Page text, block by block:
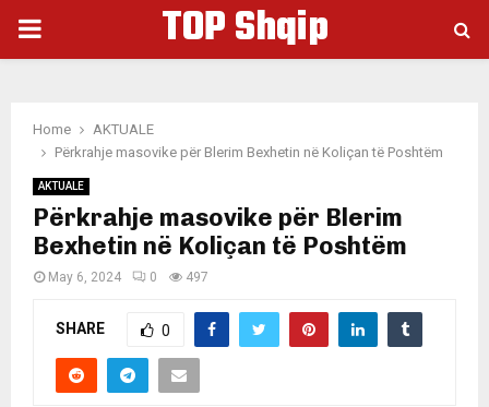
PRIMARY
TOP Shqip
Home
AKTUALE
Përkrahje masovike për Blerim Bexhetin në Koliçan të Poshtëm
AKTUALE
Përkrahje masovike për Blerim
Bexhetin në Koliçan të Poshtëm
May 6, 2024 0 497
SHARE 0